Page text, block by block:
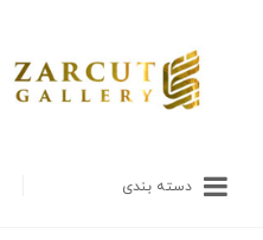
دسته بندی